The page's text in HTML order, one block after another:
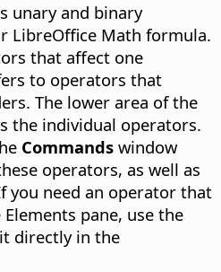
unary and binary
LibreOffice Math formula.
that affect one
to operators that
The lower area of the
the individual operators.
Commands window
operators, as well as
you need an operator that
pane, use the
directly in the